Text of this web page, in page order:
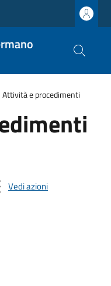
Attività e procedimenti
Vedi azioni